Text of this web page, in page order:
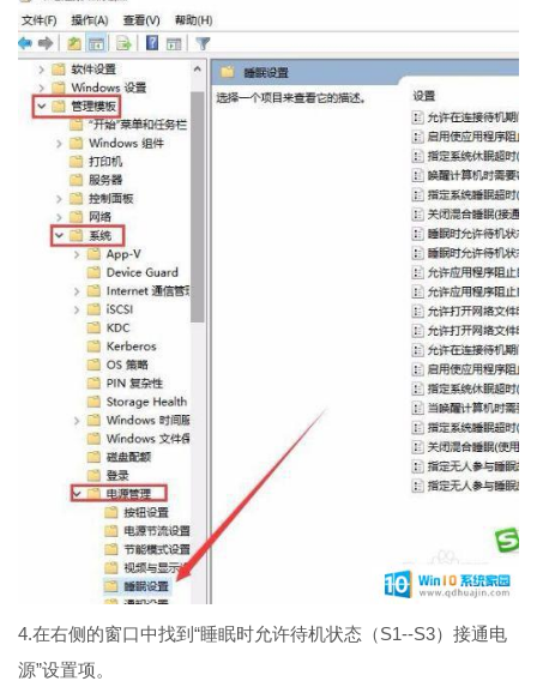
4.在右侧的窗口中找到“睡眠时允许待机状态（S1--S3）接通电
源”设置项。